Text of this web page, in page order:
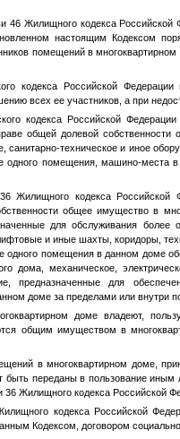
46 Жилищного кодекса
настоящим Кодексом
помещений в
кодекса Российской
всех ее участников, а при
кодекса Российской
общей долевой
санитарно-техническое и иное
помещения, машино-места
Жилищного кодекса
общее имущество в
для обслуживания
и иные шахты, коридоры,
одного помещения в данном доме
дома, механическое,
предназначенные для
доме за пределами или внутри
доме владеют,
общим имуществом в
в многоквартирном доме,
переданы в пользование
36 Жилищного кодекса Российской
кодекса Российской
Кодексом, договором